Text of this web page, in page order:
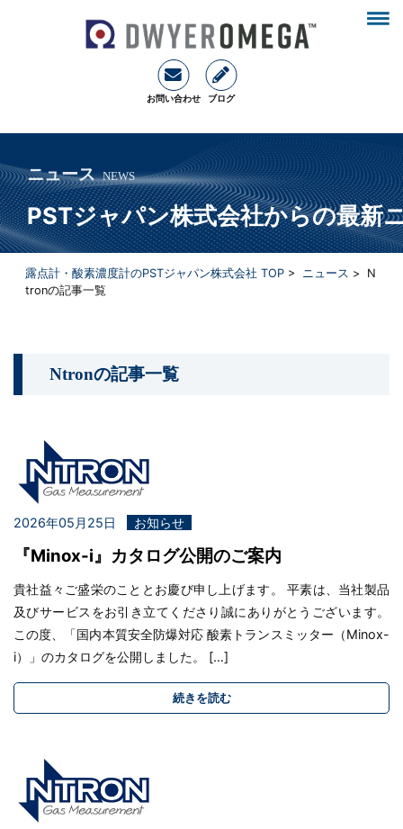
お問い合わせ ブログ
ニュース NEWS
PSTジャパン株式会社からの最新
露点計・酸素濃度計のPSTジャパン株式会社 TOP> ニュース > N
tronの記事一覧
Ntronの記事一覧
2026年05月25日 お知らせ
『Minox-i』カタログ公開のご案内
貴社益々ご盛栄のこととお慶び申し上げます。 平素は、当社製品
及びサービスをお引き立てくださり誠にありがとうございます。
この度、「国内本質安全防爆対応 酸素トランスミッター（Minox-
i）」のカタログを公開しました。 […]
続きを読む